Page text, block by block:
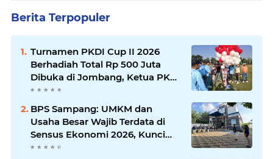
Berita Terpopuler
Turnamen PKDI Cup II 2026
Berhadiah Total Rp 500 Juta
Dibuka di Jombang, Ketua PKDI
Jatim Syaifullah Mahdi: Ajang
Komunikasi Antar-Kades untuk
Memajukan Desa
BPS Sampang: UMKM dan
Usaha Besar Wajib Terdata di
Sensus Ekonomi 2026, Kunci
Kebijakan Tepat Sasaran